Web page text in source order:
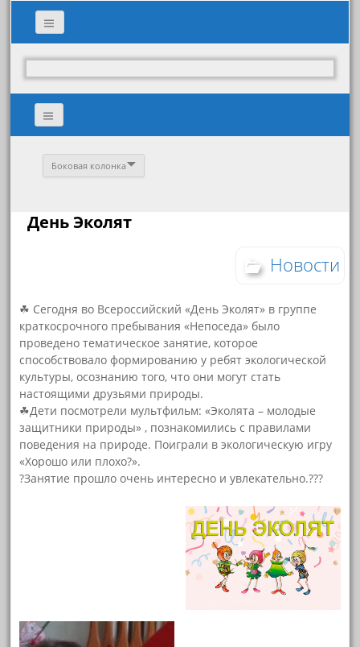
Боковая колонка
День Эколят
Новости
☘ Сегодня во Всероссийский «День Эколят» в группе
краткосрочного пребывания «Непоседа» было
проведено тематическое занятие, которое
способствовало формированию у ребят экологической
культуры, осознанию того, что они могут стать
настоящими друзьями природы.
☘Дети посмотрели мультфильм: «Эколята – молодые
защитники природы» , познакомились с правилами
поведения на природе. Поиграли в экологическую игру
«Хорошо или плохо?».
?Занятие прошло очень интересно и увлекательно.???